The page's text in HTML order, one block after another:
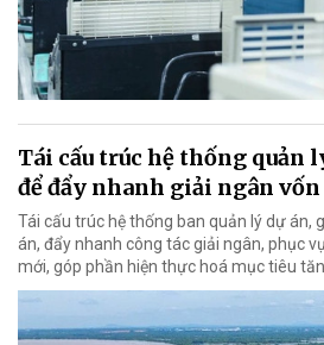
Tái cấu trúc hệ thống quản
để đẩy nhanh giải ngân vốn
Tái cấu trúc hệ thống ban quản lý dự án,
án, đẩy nhanh công tác giải ngân, phục
mới, góp phần hiện thực hoá mục tiêu